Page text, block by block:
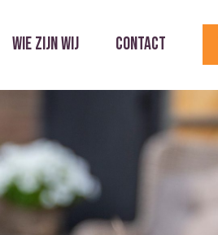
Wie zijn wij Contact